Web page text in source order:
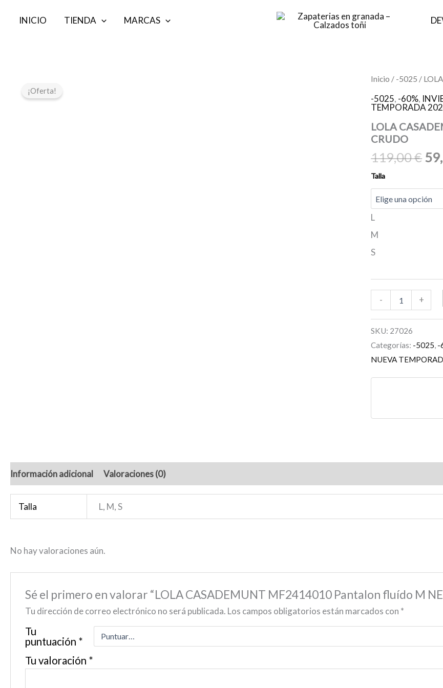
INICIO TIENDA MARCAS
¡Oferta!
Inicio / -5025 /
-5025, -60%,
TEMPORADA
LOLA
CRUDO
119,00€
El
Talla
L
M
S
-
LOLA
MF2414010
Pantalon
M
NEGRO-
cantidad
+
SKU: 27026
Categorías: -5025, -
NUEVA
Información adicional Valoraciones (0)
Talla L, M, S
No hay valoraciones aún.
Sé el primero en valorar “LOLA CASADEMUNT MF2414010 Pantalon fluído M
Tu dirección de correo electrónico no será publicada. Los campos obligatorios están marcados con *
Tu
puntuación *
Tu valoración *